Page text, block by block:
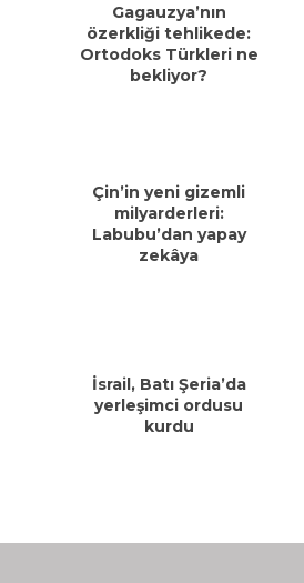
Gagauzya’nın
özerkliği tehlikede:
Ortodoks Türkleri ne
bekliyor?
Çin’in yeni gizemli
milyarderleri:
Labubu’dan yapay
zekâya
İsrail, Batı Şeria’da
yerleşimci ordusu
kurdu